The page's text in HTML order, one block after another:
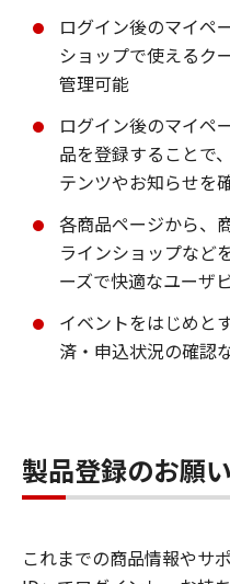
ログイン後のマイペ
ショップで使えるク
管理可能
ログイン後のマイペ
品を登録することで
テンツやお知らせを
各商品ページから、
ラインショップなど
ーズで快適なユーザ
イベントをはじめと
済・申込状況の確認
製品登録のお願い
これまでの商品情報やサ